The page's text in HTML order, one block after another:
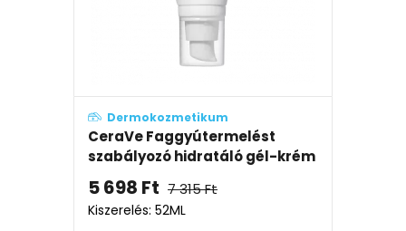
Dermokozmetikum
CeraVe Faggyútermelést
szabályozó hidratáló gél-krém
5 698 Ft 7 315Ft
Kiszerelés: 52ML